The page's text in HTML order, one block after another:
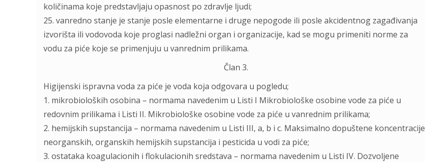
količinama koje predstavlјaju opasnost po zdravlјe lјudi;
25. vanredno stanje je stanje posle elementarne i druge nepogode ili posle akcidentnog zagađivanja
izvorišta ili vodovoda koje proglasi nadležni organ i organizacije, kad se mogu primeniti norme za
vodu za piće koje se primenjuju u vanrednim prilikama.
Član 3.
Higijenski ispravna voda za piće je voda koja odgovara u pogledu;
1. mikrobioloških osobina – normama navedenim u Listi I Mikrobiološke osobine vode za piće u
redovnim prilikama i Listi II. Mikrobiološke osobine vode za piće u vanrednim prilikama;
2. hemijskih supstancija – normama navedenim u Listi III, a, b i c. Maksimalno dopuštene koncentracije
neorganskih, organskih hemijskih supstancija i pesticida u vodi za piće;
3. ostataka koagulacionih i flokulacionih sredstava – normama navedenim u Listi IV. Dozvolјene